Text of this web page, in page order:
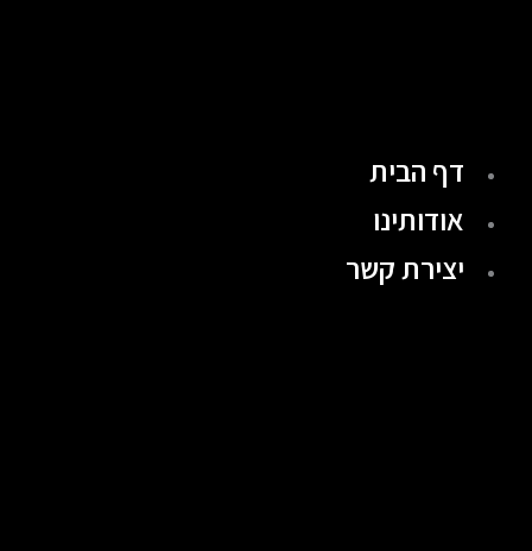
דף הבית
אודותינו
יצירת קשר